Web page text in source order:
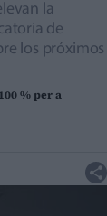
la
de
los próximos
% per a